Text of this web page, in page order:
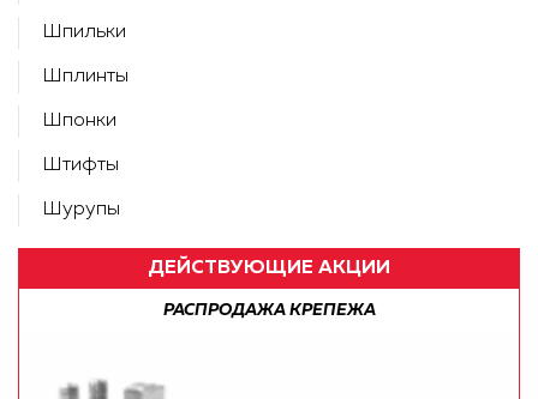
Шпильки
Шплинты
Шпонки
Штифты
Шурупы
ДЕЙСТВУЮЩИЕ АКЦИИ
БЕСПЛАТНАЯ ДОСТАВКА ПО РФ!